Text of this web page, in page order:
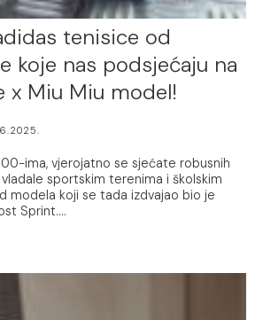
tenisice od
koje nas podsjećaju na
x Miu Miu model!
ima, vjerojatno se sjećate robusnih
sportskim terenima i školskim
modela koji se tada izdvajao bio je
Sprint....